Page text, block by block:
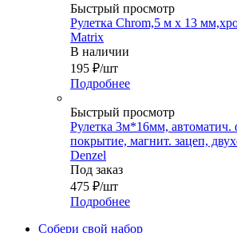
Быстрый просмотр
Рулетка Chrom,5 м x 13
Matrix
В наличии
195 ₽/шт
Подробнее
Быстрый просмотр
Рулетка 3м*16мм, автоматич.
покрытие, магнит. зацеп,
Denzel
Под заказ
475 ₽/шт
Подробнее
Собери свой набор